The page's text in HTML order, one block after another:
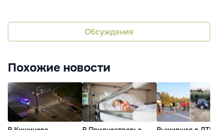
Обсуждения
Похожие новости